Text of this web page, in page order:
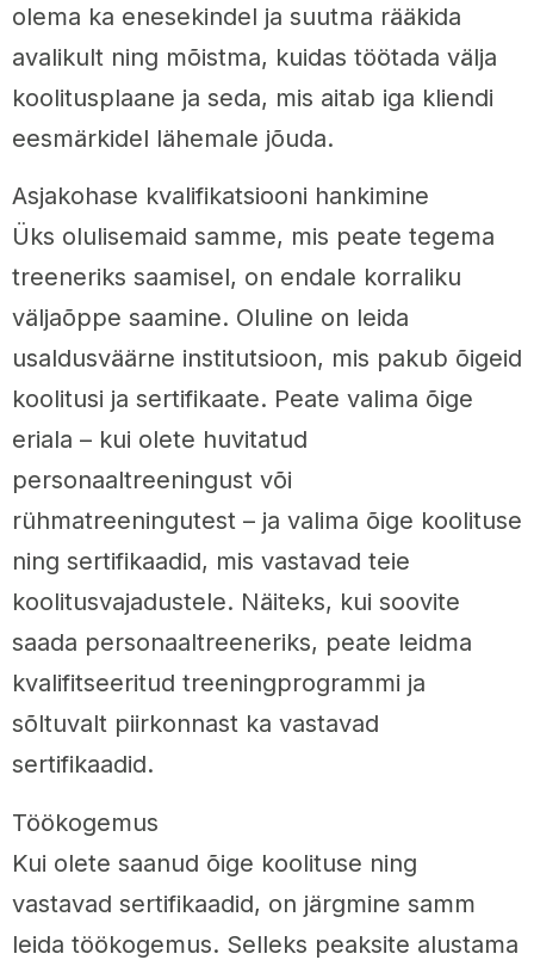
olema ka enesekindel ja suutma rääkida
avalikult ning mõistma, kuidas töötada välja
koolitusplaane ja seda, mis aitab iga kliendi
eesmärkidel lähemale jõuda.
Asjakohase kvalifikatsiooni hankimine
Üks olulisemaid samme, mis peate tegema
treeneriks saamisel, on endale korraliku
väljaõppe saamine. Oluline on leida
usaldusväärne institutsioon, mis pakub õigeid
koolitusi ja sertifikaate. Peate valima õige
eriala – kui olete huvitatud
personaaltreeningust või
rühmatreeningutest – ja valima õige koolituse
ning sertifikaadid, mis vastavad teie
koolitusvajadustele. Näiteks, kui soovite
saada personaaltreeneriks, peate leidma
kvalifitseeritud treeningprogrammi ja
sõltuvalt piirkonnast ka vastavad
sertifikaadid.
Töökogemus
Kui olete saanud õige koolituse ning
vastavad sertifikaadid, on järgmine samm
leida töökogemus. Selleks peaksite alustama